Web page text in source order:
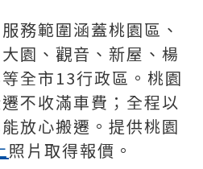
務範圍涵蓋桃園區、
園、觀音、新屋、楊
全市13行政區。桃園
不收滿車費；全程以
放心搬遷。提供桃園
照片取得報價。